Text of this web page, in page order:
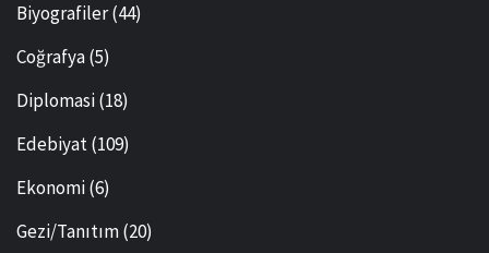
Biyografiler(44)
Coğrafya(5)
Diplomasi(18)
Edebiyat(109)
Ekonomi(6)
Gezi/Tanıtım(20)